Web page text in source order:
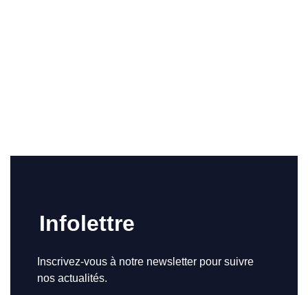
Infolettre
Inscrivez-vous à notre newsletter pour suivre
nos actualités.